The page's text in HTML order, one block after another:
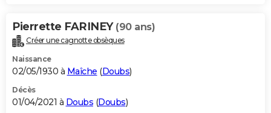
Pierrette FARINEY (90 ans)
Créer une cagnotte obsèques
Naissance
02/05/1930 à Maîche (Doubs)
Décès
01/04/2021 à Doubs (Doubs)